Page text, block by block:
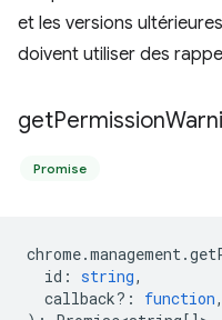
et les versions
doivent utiliser des
getPermission
Promise
chrome.management.
id : string,
callback? : function,